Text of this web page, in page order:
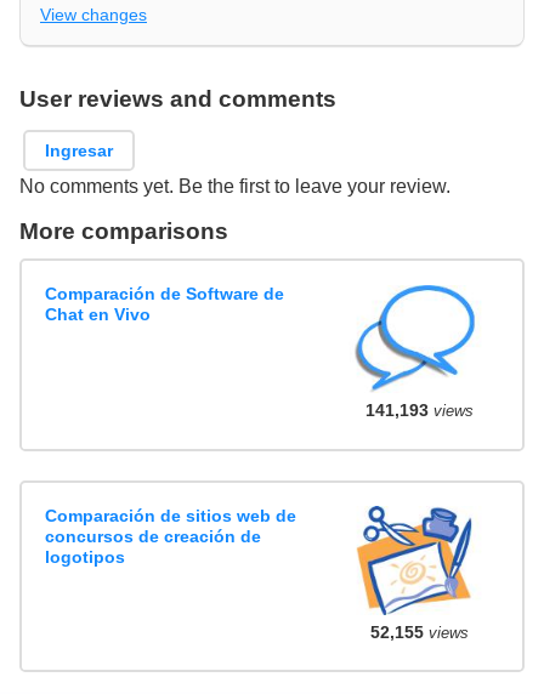
View changes
User reviews and comments
Ingresar
No comments yet. Be the first to leave your review.
More comparisons
Comparación de Software de
Chat en Vivo
141,193views
Comparación de sitios web de
concursos de creación de
logotipos
52,155views